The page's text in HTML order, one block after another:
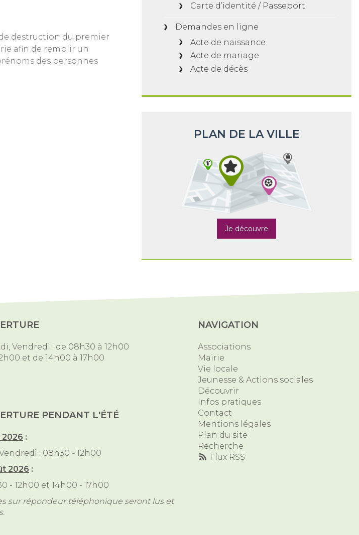
destruction du premier
afin de remplir un
des personnes
Carte d’identité / Passeport
Demandes en ligne
Acte de naissance
Acte de mariage
Acte de décès
PLAN DE LA VILLE
Je découvre
Vendredi : de 08h30 à 12h00
et de 14h00 à 17h00
PENDANT L'ÉTÉ
2026 :
: 08h30 - 12h00
2026 :
- 12h00 et 14h00 - 17h00
sur répondeur téléphonique seront lus et
NAVIGATION
Associations
Mairie
Vie locale
Jeunesse & Actions sociales
Découvrir
Infos pratiques
Contact
Mentions légales
Plan du site
Recherche
Flux RSS